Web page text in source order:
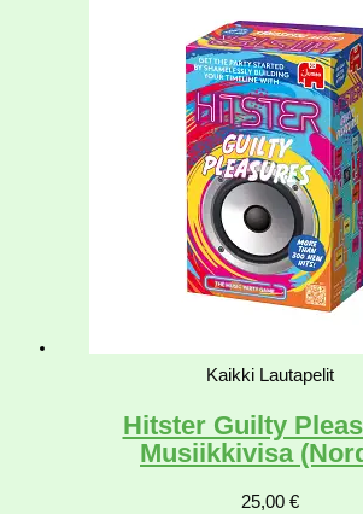
Kaikki Lautapelit
Hitster Guilty
Musiikkivisa
25,00 €